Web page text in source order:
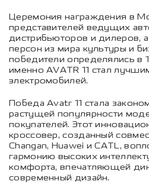
Церемония награждения в
представителей ведущих
дистрибьюторов и дилеров,
персон из мира культуры и
победители определялись в
именно AVATR 11 стал
электромобилей.
Победа Avatr 11 стала
растущей популярности
покупателей. Этот
кроссовер, созданный
Changan, Huawei и CATL,
гармонию высоких
комфорта, впечатляющей
современный дизайн.